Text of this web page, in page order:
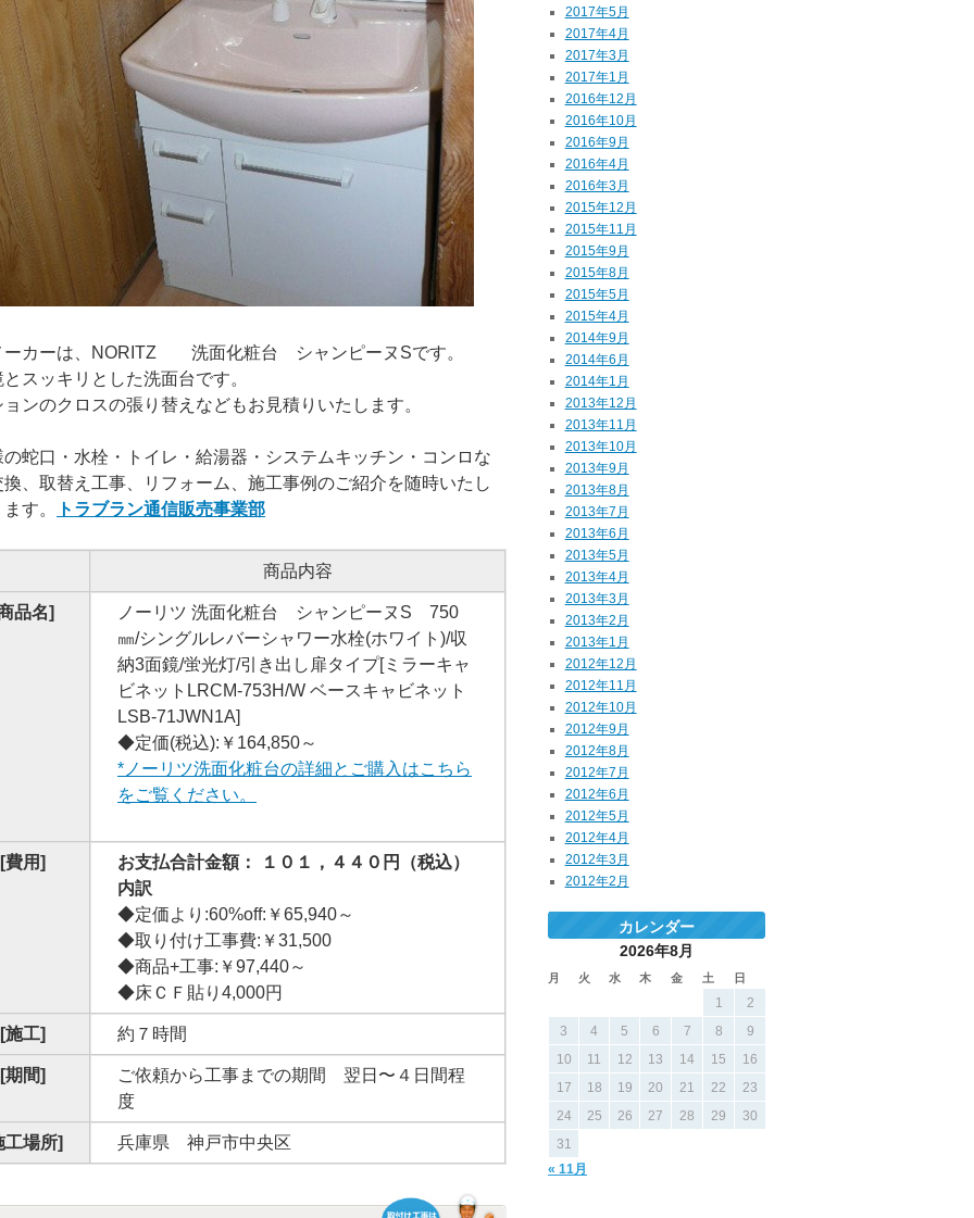
2017年5月
2017年4月
2017年3月
2017年1月
2016年12月
2016年10月
2016年9月
2016年4月
2016年3月
2015年12月
2015年11月
2015年9月
2015年8月
2015年5月
2015年4月
2014年9月
2014年6月
2014年1月
2013年12月
2013年11月
2013年10月
2013年9月
2013年8月
2013年7月
2013年6月
2013年5月
2013年4月
2013年3月
2013年2月
2013年1月
2012年12月
2012年11月
2012年10月
2012年9月
2012年8月
2012年7月
2012年6月
2012年5月
2012年4月
2012年3月
2012年2月
カレンダー
2026年8月
月 火 水 木 金 土 日
« 11月
1
2
3
4 5 6 7 8
9
10
11 12 13 14 15
16
17
18 19 20 21 22
23
24
25 26 27 28 29
30
31
ーカーは、NORITZ 洗面化粧台 シャンピーヌSです。
スッキリとした洗面台です。
ンのクロスの張り替えなどもお見積りいたします。
の蛇口・水栓・トイレ・給湯器・システムキッチン・コンロな
換、取替え工事、リフォーム、施工事例のご紹介を随時いたし
す。
トラブラン通信販売事業部
商品内容
品名]
ノーリツ 洗面化粧台 シャンピーヌS 750
㎜/シングルレバーシャワー水栓(ホワイト)/収
納3面鏡/蛍光灯/引き出し扉タイプ[ミラーキャ
ビネットLRCM-753H/W ベースキャビネット
LSB-71JWN1A]
◆定価(税込):￥164,850～
*ノーリツ洗面化粧台の詳細とご購入はこちら
をご覧ください。
[費用]
お支払合計金額： １０１，４４０円（税込）
内訳
◆定価より:60%off:￥65,940～
◆取り付け工事費:￥31,500
◆商品+工事:￥97,440～
◆床ＣＦ貼り4,000円
[施工] 約７時間
[期間]
ご依頼から工事までの期間 翌日〜４日間程
度
工場所] 兵庫県 神戸市中央区